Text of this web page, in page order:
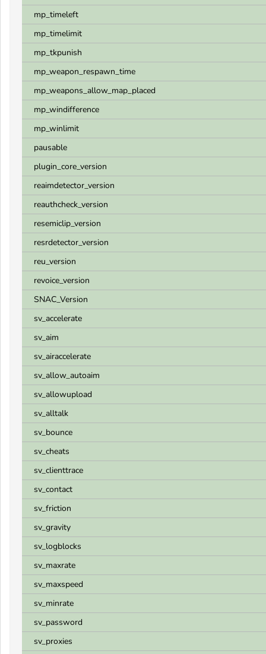
mp_timeleft
mp_timelimit
mp_tkpunish
mp_weapon_respawn_time
mp_weapons_allow_map_placed
mp_windifference
mp_winlimit
pausable
plugin_core_version
reaimdetector_version
reauthcheck_version
resemiclip_version
resrdetector_version
reu_version
revoice_version
SNAC_Version
sv_accelerate
sv_aim
sv_airaccelerate
sv_allow_autoaim
sv_allowupload
sv_alltalk
sv_bounce
sv_cheats
sv_clienttrace
sv_contact
sv_friction
sv_gravity
sv_logblocks
sv_maxrate
sv_maxspeed
sv_minrate
sv_password
sv_proxies